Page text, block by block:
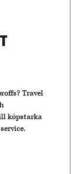
Travel
köpstarka